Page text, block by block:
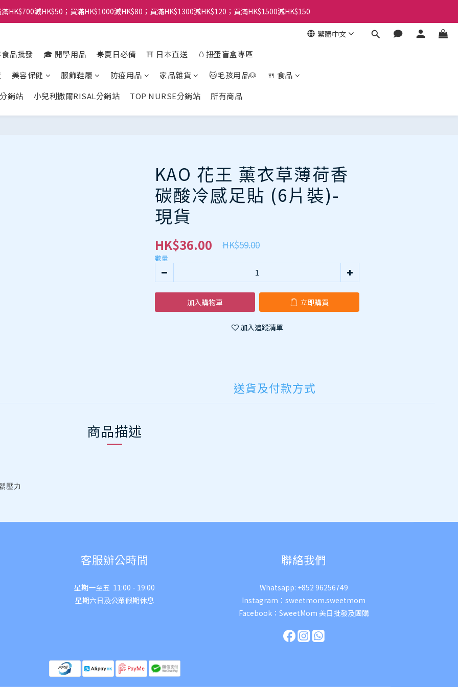
HK$700減HK$50；買滿HK$1000減HK$80；買滿HK$1300減HK$120；買滿HK$1500減HK$150
繁體中文
品批發 🎓 開學用品 ☀️夏日必備 ⛩️ 日本直送
🥚扭蛋盲盒專區
美容保健 服飾鞋履 防疫用品 家品雜貨 🐱毛孩用品🐶
🍴 食品
銷站
小兒利撒爾RISAL分銷站 TOP NURSE分銷站 所有商品
KAO 花王 薰衣草薄荷香
碳酸冷感足貼 (6片裝)-
現貨
HK$36.00 HK$59.00
數量
加入購物車 立即購買
加入追蹤清單
送貨及付款方式
商品描述
壓力
客服辦公時間
星期一至五 11:00 - 19:00
星期六日及公眾假期休息
聯絡我們
Whatsapp: +852 96256749
Instagram： sweetmom.sweetmom
Facebook： SweetMom 美日批發及團購